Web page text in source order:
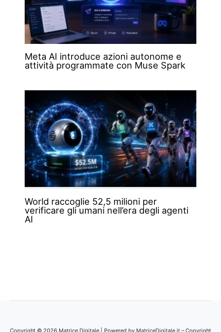
Meta AI introduce azioni autonome e
attività programmate con Muse Spark
World raccoglie 52,5 milioni per
verificare gli umani nell’era degli agenti
AI
Copyright © 2026 Matrice Digitale | Powered by MatriceDigitale.it – Copyright